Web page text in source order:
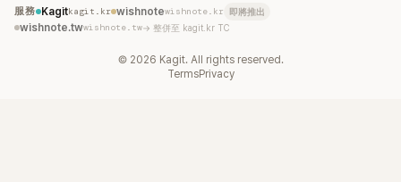
服務 Kagitkagit.kr wishnotewishnote.kr 即將推出
wishnote.twwishnote.tw→ 整併至 kagit.kr TC
© 2026 Kagit. All rights reserved.
TermsPrivacy